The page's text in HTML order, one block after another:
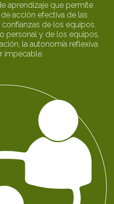
aprendizaje que permite
acción efectiva de las
de los equipos.
personal y de los equipos,
la autonomía reflexiva
impecable.